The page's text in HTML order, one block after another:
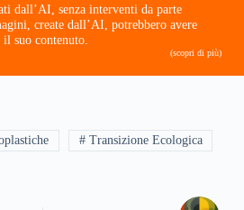
dall’AI, senza interventi da parte
create dall’AI, potrebbero avere
il suo contenuto.
(scopri di più)
# Transizione Ecologica